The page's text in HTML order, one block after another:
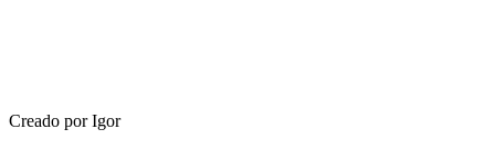
Creado por Igor